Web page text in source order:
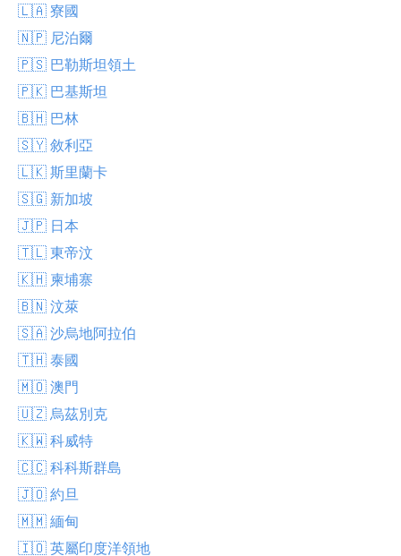
🇱🇦 寮國
🇳🇵 尼泊爾
🇵🇸 巴勒斯坦領土
🇵🇰 巴基斯坦
🇧🇭 巴林
🇸🇾 敘利亞
🇱🇰 斯里蘭卡
🇸🇬 新加坡
🇯🇵 日本
🇹🇱 東帝汶
🇰🇭 柬埔寨
🇧🇳 汶萊
🇸🇦 沙烏地阿拉伯
🇹🇭 泰國
🇲🇴 澳門
🇺🇿 烏茲別克
🇰🇼 科威特
🇨🇨 科科斯群島
🇯🇴 約旦
🇲🇲 緬甸
🇮🇴 英屬印度洋領地